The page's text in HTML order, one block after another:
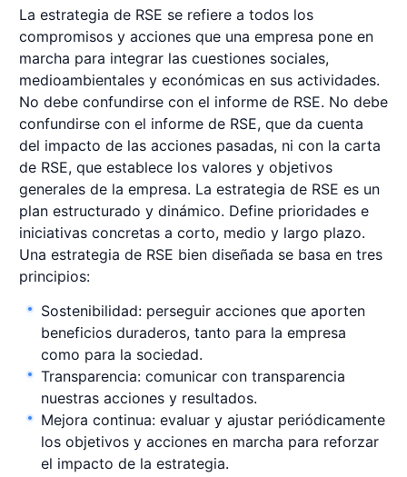
La estrategia de RSE se refiere a todos los
compromisos y acciones que una empresa pone en
marcha para integrar las cuestiones sociales,
medioambientales y económicas en sus actividades.
No debe confundirse con el informe de RSE. No debe
confundirse con el informe de RSE, que da cuenta
del impacto de las acciones pasadas, ni con la carta
de RSE, que establece los valores y objetivos
generales de la empresa. La estrategia de RSE es un
plan estructurado y dinámico. Define prioridades e
iniciativas concretas a corto, medio y largo plazo.
Una estrategia de RSE bien diseñada se basa en tres
principios:
Sostenibilidad: perseguir acciones que aporten
beneficios duraderos, tanto para la empresa
como para la sociedad.
Transparencia: comunicar con transparencia
nuestras acciones y resultados.
Mejora continua: evaluar y ajustar periódicamente
los objetivos y acciones en marcha para reforzar
el impacto de la estrategia.